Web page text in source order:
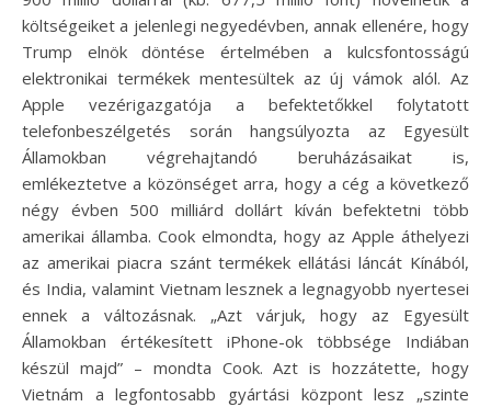
költségeiket a jelenlegi negyedévben, annak ellenére, hogy
Trump elnök döntése értelmében a kulcsfontosságú
elektronikai termékek mentesültek az új vámok alól. Az
Apple vezérigazgatója a befektetőkkel folytatott
telefonbeszélgetés során hangsúlyozta az Egyesült
Államokban végrehajtandó beruházásaikat is,
emlékeztetve a közönséget arra, hogy a cég a következő
négy évben 500 milliárd dollárt kíván befektetni több
amerikai államba. Cook elmondta, hogy az Apple áthelyezi
az amerikai piacra szánt termékek ellátási láncát Kínából,
és India, valamint Vietnam lesznek a legnagyobb nyertesei
ennek a változásnak. „Azt várjuk, hogy az Egyesült
Államokban értékesített iPhone-ok többsége Indiában
készül majd” – mondta Cook. Azt is hozzátette, hogy
Vietnám a legfontosabb gyártási központ lesz „szinte